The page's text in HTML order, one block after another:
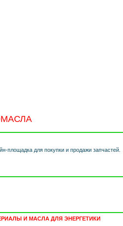
площадка для покупки и продажи запчастей.
И МАСЛА ДЛЯ ЭНЕРГЕТИКИ